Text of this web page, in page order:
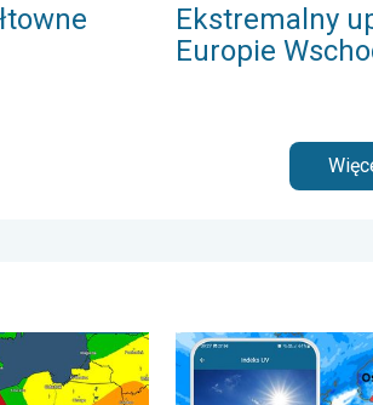
Ekstremalny
Europie
2026upału. Ostrzeżenie pogodowe. . .
Brak opadów do